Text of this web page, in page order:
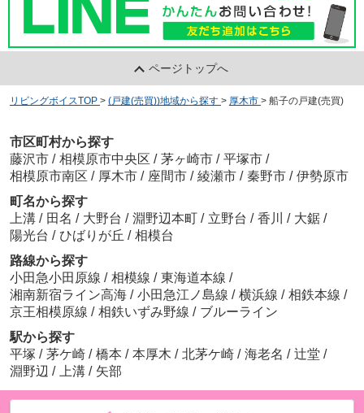
ページトップへ
リビングボイスTOP > (戸建(売買))地域から探す > 厚木市 > 船子の戸建(売買)
市区町村から探す
藤沢市 / 相模原市中央区 / 茅ヶ崎市 / 平塚市 /
相模原市南区 / 厚木市 / 座間市 / 綾瀬市 / 秦野市 / 伊勢原市
町名から探す
上溝 / 田名 / 大野台 / 淵野辺本町 / 立野台 / 香川 / 大鋸 /
陽光台 / ひばりが丘 / 相模台
路線から探す
小田急小田原線 / 相模線 / 東海道本線 /
湘南新宿ライン高海 / 小田急江ノ島線 / 横浜線 / 相鉄本線 /
京王相模原線 / 相鉄いずみ野線 / ブルーライン
駅から探す
平塚 / 茅ケ崎 / 橋本 / 本厚木 / 北茅ケ崎 / 海老名 / 辻堂 /
淵野辺 / 上溝 / 矢部